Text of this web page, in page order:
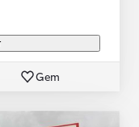
Gem